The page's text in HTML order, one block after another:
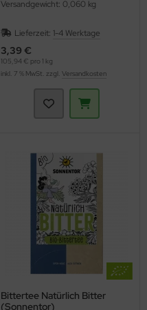
Versandgewicht: 0,060 kg
Lieferzeit: 1-4 Werktage
3,39 €
105,94 € pro 1 kg
inkl. 7 % MwSt. zzgl. Versandkosten
Bittertee Natürlich Bitter
(Sonnentor)